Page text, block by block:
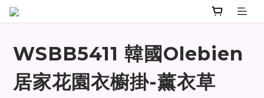
WSBB5411 韓國Olebien
居家花園衣櫥掛-薰衣草